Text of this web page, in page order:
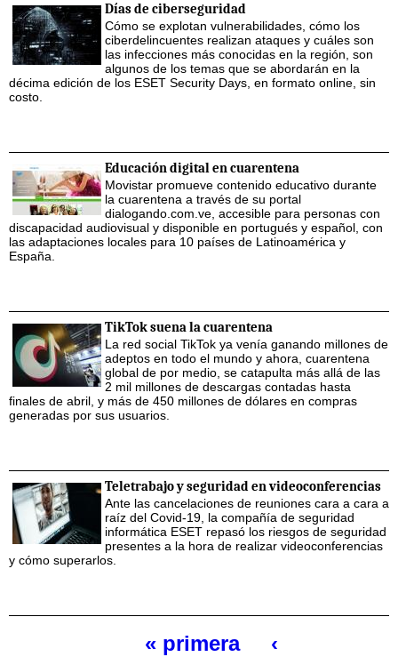
Días de ciberseguridad
Cómo se explotan vulnerabilidades, cómo los
ciberdelincuentes realizan ataques y cuáles son
las infecciones más conocidas en la región, son
algunos de los temas que se abordarán en la
décima edición de los ESET Security Days, en formato online, sin
costo.
Educación digital en cuarentena
Movistar promueve contenido educativo durante
la cuarentena a través de su portal
dialogando.com.ve, accesible para personas con
discapacidad audiovisual y disponible en portugués y español, con
las adaptaciones locales para 10 países de Latinoamérica y
España.
TikTok suena la cuarentena
La red social TikTok ya venía ganando millones de
adeptos en todo el mundo y ahora, cuarentena
global de por medio, se catapulta más allá de las
2 mil millones de descargas contadas hasta
finales de abril, y más de 450 millones de dólares en compras
generadas por sus usuarios.
Teletrabajo y seguridad en videoconferencias
Ante las cancelaciones de reuniones cara a cara a
raíz del Covid-19, la compañía de seguridad
informática ESET repasó los riesgos de seguridad
presentes a la hora de realizar videoconferencias
y cómo superarlos.
« primera ‹